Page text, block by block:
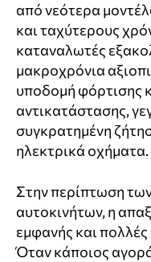
από νεότερα
και ταχύτερους
καταναλωτές
μακροχρόνια
υποδομή φόρτισης
αντικατάστασης,
συγκρατημένη
ηλεκτρικά οχήματα.
Στην περίπτωση
αυτοκινήτων, η
εμφανής και
Όταν κάποιος